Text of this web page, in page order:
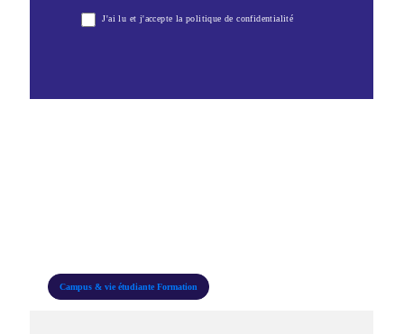
2025-J'ai lu et j'accepte la politique de confidentialité
Campus & vie étudiante Formation